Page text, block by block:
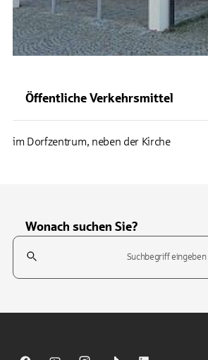
Öffentliche Verkehrsmittel
im Dorfzentrum, neben der Kirche
Wonach suchen Sie?
Suchfeld